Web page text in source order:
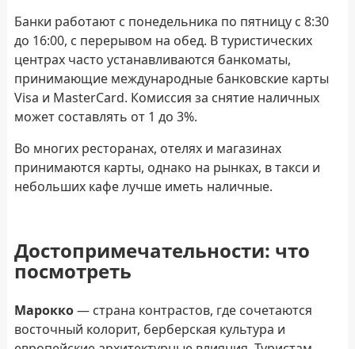
Банки работают с понедельника по пятницу с 8:30
до 16:00, с перерывом на обед. В туристических
центрах часто устанавливаются банкоматы,
принимающие международные банковские карты
Visa и MasterCard. Комиссия за снятие наличных
может составлять от 1 до 3%.
Во многих ресторанах, отелях и магазинах
принимаются карты, однако на рынках, в такси и
небольших кафе лучше иметь наличные.
Достопримечательности: что
посмотреть
Марокко— страна контрастов, где сочетаются
восточный колорит, берберская культура и